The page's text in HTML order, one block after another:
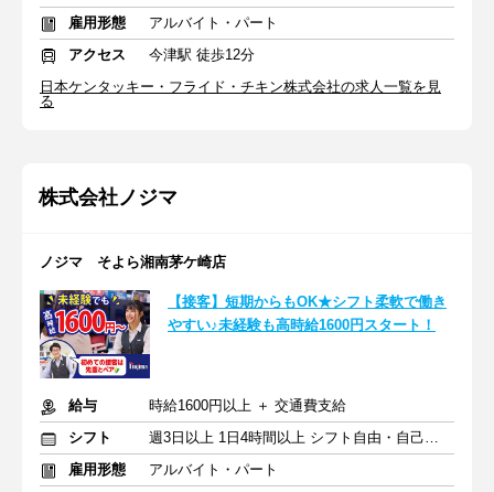
雇用形態
アルバイト・パート
アクセス
今津駅 徒歩12分
日本ケンタッキー・フライド・チキン株式会社の求人一覧を見
る
株式会社ノジマ
ノジマ そよら湘南茅ケ崎店
【接客】短期からもOK★シフト柔軟で働き
やすい♪未経験も高時給1600円スタート！
給与
時給1600円以上 ＋ 交通費支給
シフト
週3日以上 1日4時間以上 シフト自由・自己申告
雇用形態
アルバイト・パート